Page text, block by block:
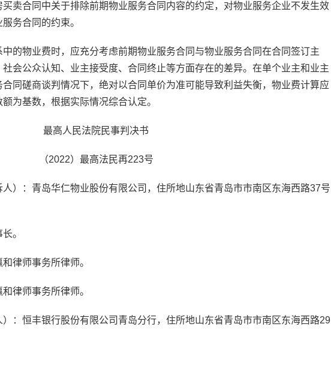
卖合同中关于排除前期物业服务合同内容的约定，对物业服务企业不发生效
务合同的约束。
的物业费时，应充分考虑前期物业服务合同与物业服务合同在合同签订主
会公众认知、业主接受度、合同终止等方面存在的差异。在单个业主和业主
同磋商谈判情况下，绝对以合同单价为准可能导致利益失衡，物业费计算应
为基数，根据实际情况综合认定。
最高人民法院民事判决书
（2022）最高法民再223号
）：青岛华仁物业股份有限公司，住所地山东省青岛市市南区东海西路37号
。
律师事务所律师。
律师事务所律师。
：恒丰银行股份有限公司青岛分行，住所地山东省青岛市市南区东海西路29